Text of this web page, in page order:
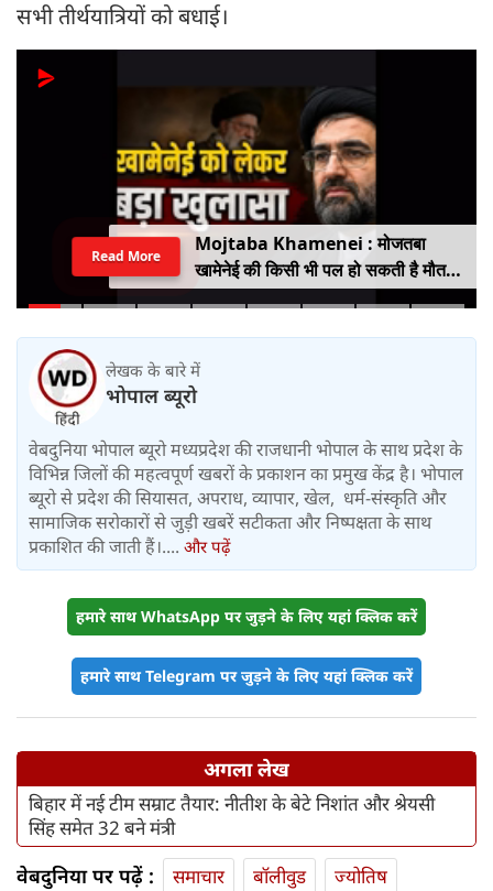
सभी तीर्थयात्रियों को बधाई।
Mojtaba Khamenei : मोजतबा
खामेनेई की किसी भी पल हो सकती है मौत,
इजराइली मीडिया के दावे के बीच सामने आया
Read More
लेखक के बारे में
भोपाल ब्यूरो
वेबदुनिया भोपाल ब्यूरो मध्यप्रदेश की राजधानी भोपाल के साथ प्रदेश के
विभिन्न जिलों की महत्वपूर्ण खबरों के प्रकाशन का प्रमुख केंद्र है। भोपाल
ब्यूरो से प्रदेश की सियासत, अपराध, व्यापार, खेल, धर्म-संस्कृति और
सामाजिक सरोकारों से जुड़ी खबरें सटीकता और निष्पक्षता के साथ
प्रकाशित की जाती हैं।.... और पढ़ें
हमारे साथ WhatsApp पर जुड़ने के लिए यहां क्लिक करें
हमारे साथ Telegram पर जुड़ने के लिए यहां क्लिक करें
अगला लेख
बिहार में नई टीम सम्राट तैयार: नीतीश के बेटे निशांत और श्रेयसी
सिंह समेत 32 बने मंत्री
वेबदुनिया पर पढ़ें : समाचार बॉलीवुड
ज्योतिष